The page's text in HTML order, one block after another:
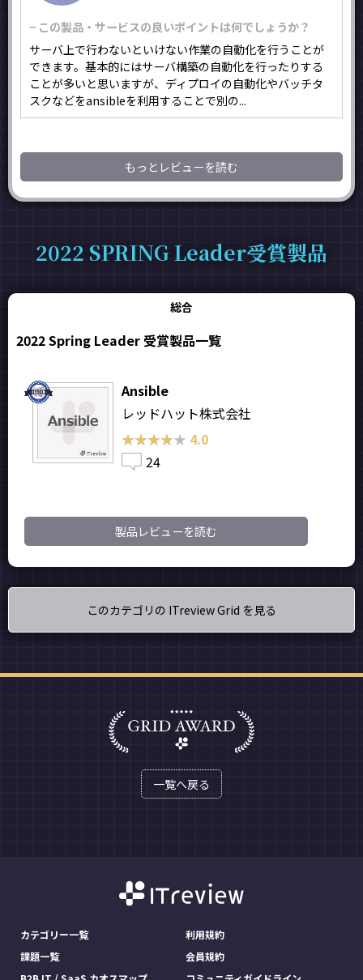
− この製品・サービスの良いポイントは何でしょうか？
サーバ上で行わないといけない作業の自動化を行うことが
できます。基本的にはサーバ構築の自動化を行ったりする
ことが多いと思いますが、ディプロイの自動化やバッチタ
スクなどをansibleを利用することで別の...
もっとレビューを読む
2022 SPRING Leader受賞製品
総合
2022 Spring Leader 受賞製品一覧
Ansible
レッドハット株式会社
★★★★★
★★★★★ 4.0
24
製品レビューを読む
このカテゴリの ITreview Grid を見る
一覧へ戻る
カテゴリー一覧
課題一覧
利用規約
会員規約